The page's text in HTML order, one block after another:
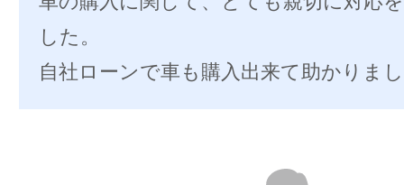
した。
自社ローンで車も購入出来て助かりま